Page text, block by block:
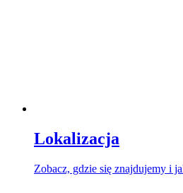
Lokalizacja
Zobacz, gdzie się znajdujemy i